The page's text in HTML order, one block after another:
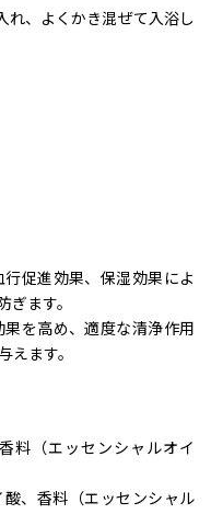
、よくかき混ぜて入浴し
促進効果、保湿効果によ
ます。
を高め、適度な清浄作用
ます。
料（エッセンシャルオイ
、香料（エッセンシャル